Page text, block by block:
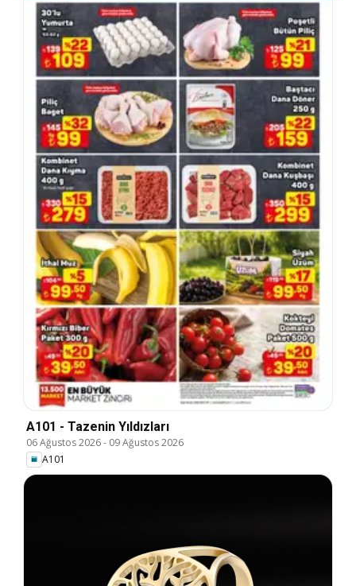
A101 - Tazenin Yıldızları
06 Ağustos 2026- 09 Ağustos 2026
A101